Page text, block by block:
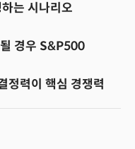
는 시나리오
경우 S&P500
정력이 핵심 경쟁력